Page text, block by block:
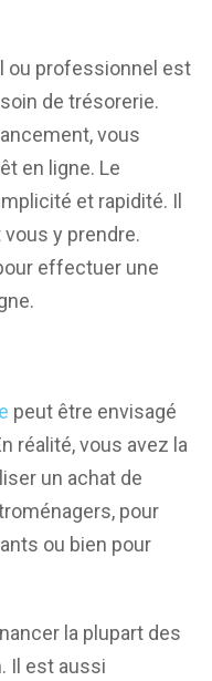
ou professionnel est
de trésorerie.
vous
en ligne. Le
et rapidité. Il
y prendre.
effectuer une
peut être envisagé
réalité, vous avez la
un achat de
pour
ou bien pour
la plupart des
Il est aussi